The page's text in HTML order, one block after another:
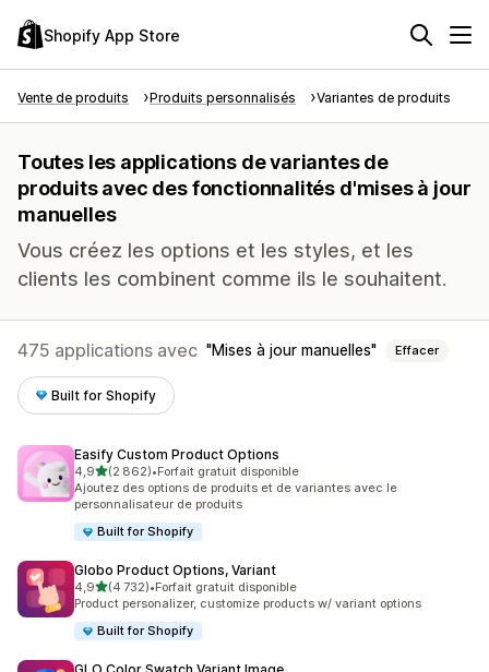
Shopify App Store
Vente de produits Produits personnalisés Variantes de produits
Toutes les applications de variantes de
produits avec des fonctionnalités d'mises à jour
manuelles
Vous créez les options et les styles, et les
clients les combinent comme ils le souhaitent.
475 applications avec Mises à jour manuelles Effacer
Built for Shopify
Easify Custom Product Options
4,9étoile(s) sur 5
(2 862)
2862 avis au total
•Forfait gratuit disponible
Ajoutez des options de produits et de variantes avec le
personnalisateur de produits
Built for Shopify
Globo Product Options, Variant
4,9étoile(s) sur 5
(4 732)
4732 avis au total
•Forfait gratuit disponible
Product personalizer, customize products w/ variant options
Built for Shopify